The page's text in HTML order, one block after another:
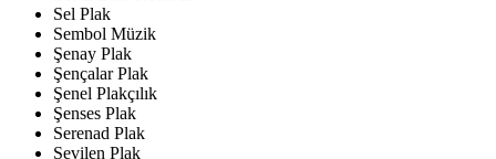
Sel Plak
Sembol Müzik
Şenay Plak
Şençalar Plak
Şenel Plakçılık
Şenses Plak
Serenad Plak
Sevilen Plak